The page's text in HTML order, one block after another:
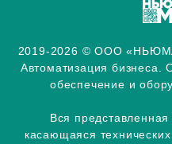
2019-2026 © ООО
Автоматизация бизнеса.
обеспечение и
Вся
касающаяся